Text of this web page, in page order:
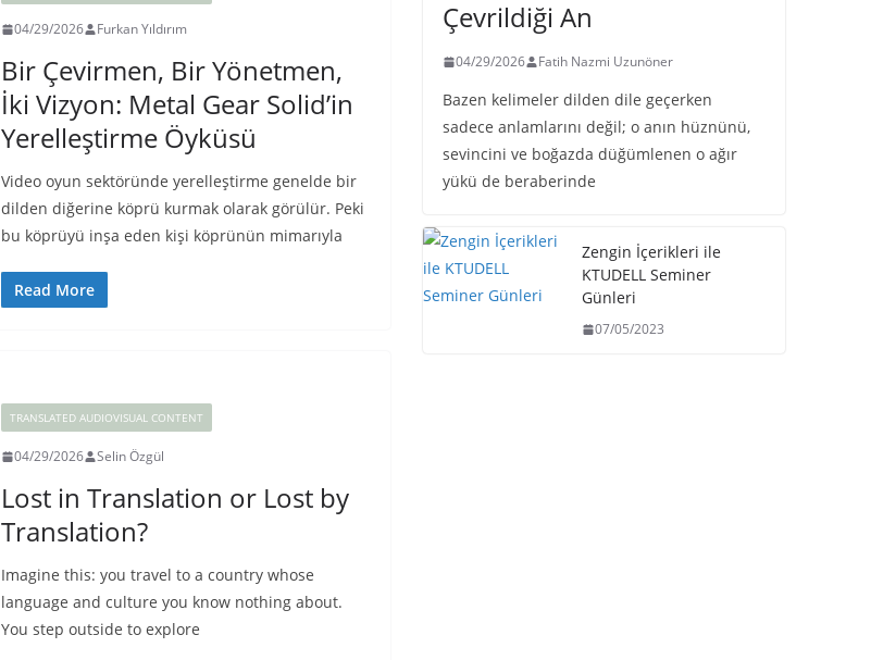
04/29/2026 Furkan Yıldırım
Bir Çevirmen, Bir Yönetmen,
İki Vizyon: Metal Gear Solid’in
Yerelleştirme Öyküsü
Video oyun sektöründe yerelleştirme genelde bir
dilden diğerine köprü kurmak olarak görülür. Peki
bu köprüyü inşa eden kişi köprünün mimarıyla
Read More
TRANSLATED AUDIOVISUAL CONTENT
04/29/2026 Selin Özgül
Lost in Translation or Lost by
Translation?
Imagine this: you travel to a country whose
language and culture you know nothing about.
You step outside to explore
Çevrildiği An
04/29/2026 Fatih Nazmi Uzunöner
Bazen kelimeler dilden dile geçerken
sadece anlamlarını değil; o anın hüznünü,
sevincini ve boğazda düğümlenen o ağır
yükü de beraberinde
Zengin İçerikleri ile
KTUDELL Seminer
Günleri
07/05/2023